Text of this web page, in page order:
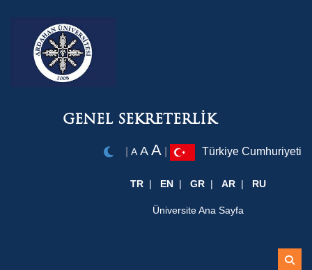
GENEL SEKRETERLİK
A A A Türkiye Cumhuriyeti
TR EN GR AR RU
Üniversite Ana Sayfa
Ara